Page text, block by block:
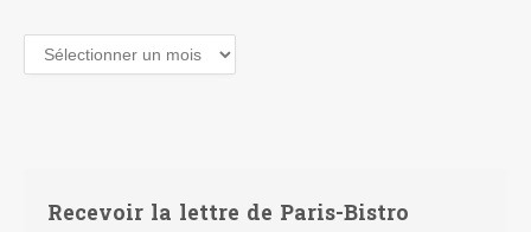
Archives
Recevoir la lettre de Paris-Bistro